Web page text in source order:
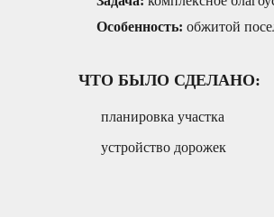
Особенность: обжитой
ЧТО БЫЛО СДЕЛАНО:
планировка участка
устройство дорожек